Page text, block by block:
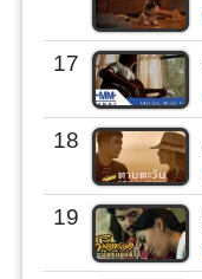
17
18
19